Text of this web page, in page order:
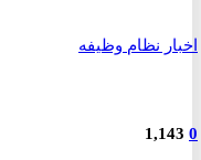
نظام وظیفه